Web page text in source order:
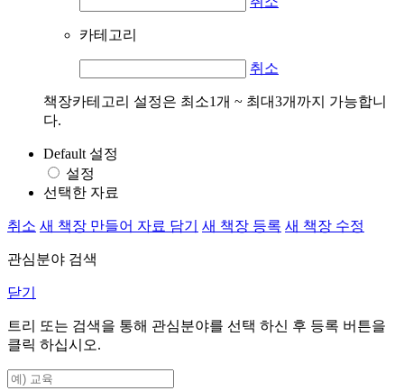
카테고리
취소
책장카테고리 설정은 최소1개 ~ 최대3개까지 가능합니
다.
Default 설정
설정
선택한 자료
취소 새 책장 만들어 자료 담기 새 책장 등록 새 책장 수정
관심분야 검색
닫기
트리 또는 검색을 통해 관심분야를 선택 하신 후 등록 버튼을
클릭 하십시오.